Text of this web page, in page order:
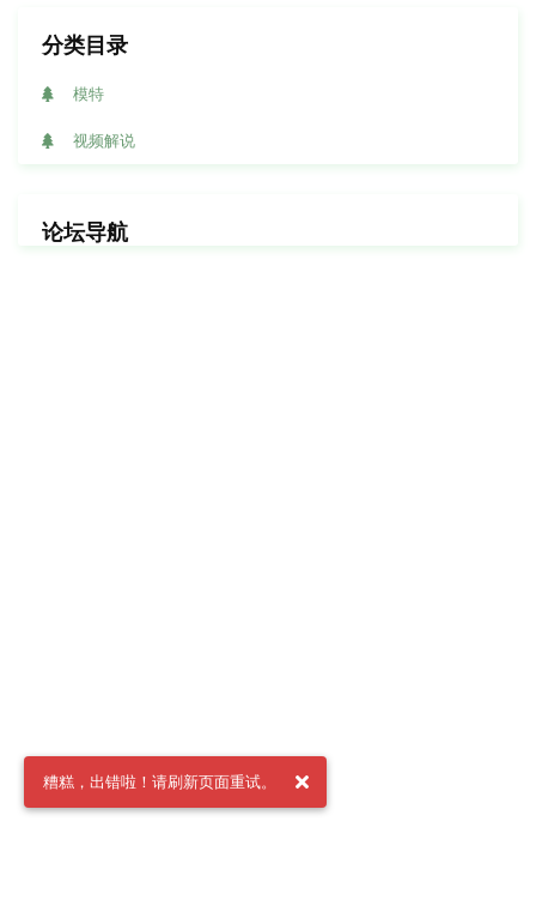
分类目录
模特
视频解说
论坛导航
糟糕，出错啦！请刷新页面重试。